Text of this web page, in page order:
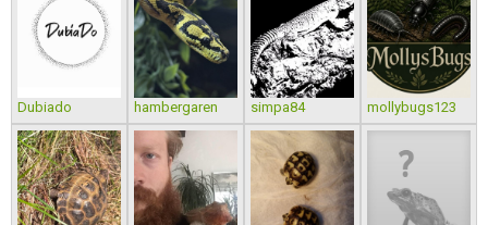
Dubiado hambergaren simpa84 mollybugs123